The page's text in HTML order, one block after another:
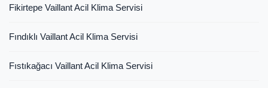
Fikirtepe Vaillant Acil Klima Servisi
Fındıklı Vaillant Acil Klima Servisi
Fıstıkağacı Vaillant Acil Klima Servisi